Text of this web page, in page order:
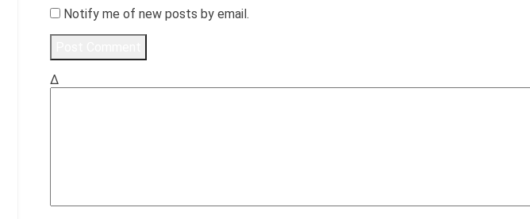
Notify me of new posts by email.
Δ